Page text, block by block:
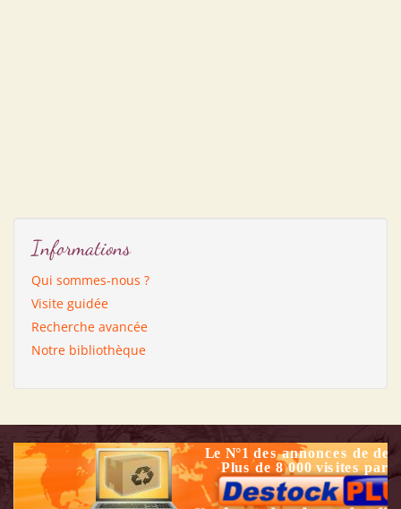
Informations
Qui sommes-nous ?
Visite guidée
Recherche avancée
Notre bibliothèque